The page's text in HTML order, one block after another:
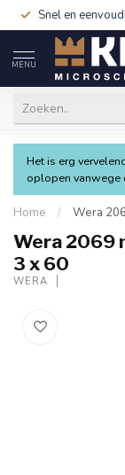
Snel en
MENU
Het is erg
oplopen vanwege
Home / Wera
Wera 2069
3 x 60
WERA